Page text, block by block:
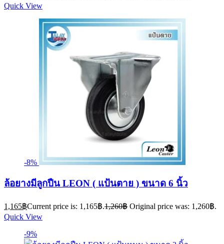
Quick View
-8%
ล้อยางมีลูกปืน LEON ( แป้นตาย ) ขนาด 6 นิ้ว
1,165฿Current price is: 1,165฿.1,260฿ Original price was: 1,260฿.
Quick View
-9%